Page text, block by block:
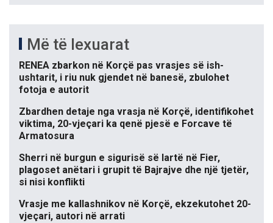
Më të lexuarat
RENEA zbarkon në Korçë pas vrasjes së ish-
ushtarit, i riu nuk gjendet në banesë, zbulohet
fotoja e autorit
Zbardhen detaje nga vrasja në Korçë, identifikohet
viktima, 20-vjeçari ka qenë pjesë e Forcave të
Armatosura
Sherri në burgun e sigurisë së lartë në Fier,
plagoset anëtari i grupit të Bajrajve dhe një tjetër,
si nisi konflikti
Vrasje me kallashnikov në Korçë, ekzekutohet 20-
vjeçari, autori në arrati